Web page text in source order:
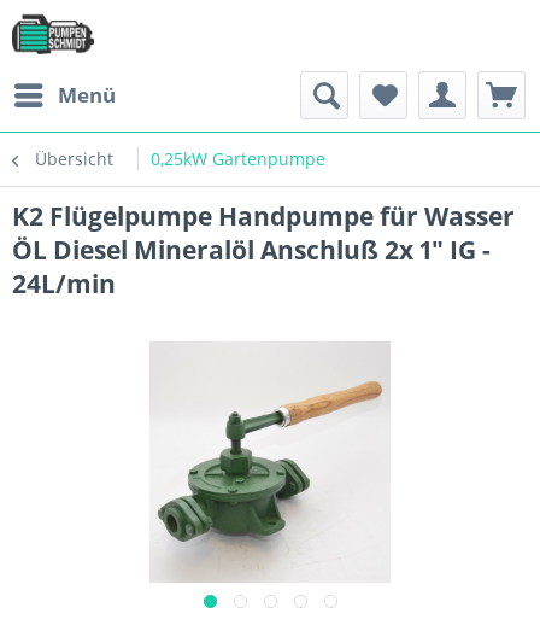
Menü
Übersicht 0,25kW Gartenpumpe
K2 Flügelpumpe Handpumpe für Wasser
ÖL Diesel Mineralöl Anschluß 2x 1" IG -
24L/min